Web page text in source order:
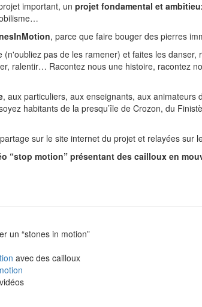
important, un projet fondamental et
, parce que faire bouger des pierres
(n'oubliez pas de les ramener) et faites les
ralentir… Racontez nous une histoire, racontez
, aux particuliers, aux enseignants, aux animateurs
habitants de la presqu’île de Crozon, du
sur le site internet du projet et relayées sur
“stop motion” présentant des cailloux en
un “stones in motion”
avec des cailloux